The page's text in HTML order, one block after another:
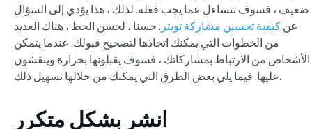
ضعيف ، فسوف تتساءل عما يجب فعله. لذلك ، هذا يؤدي إلى السؤال
عن كيفية تحسين مشاركة تويتر . حسنا ، لحسن الحظ ، هناك العديد
من الخطوات التي يمكنك اتخاذها لتصحيح قبولك. عندما يتمكن
الأشخاص من الارتباط بمشاركاتك ، فسوف يقبلونها بحرارة وينقشون
عليها. فيما يلي بعض الطرق التي يمكنك من خلالها تسهيل ذلك.
انشر بشكل متكرر